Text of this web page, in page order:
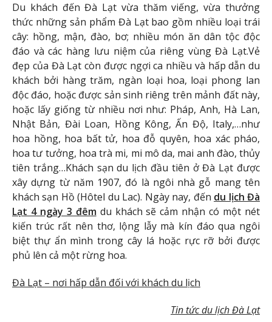
Du khách đến Đà Lạt vừa thăm viếng, vừa thưởng
thức những sản phẩm Đà Lạt bao gồm nhiều loại trái
cây: hồng, mận, đào, bơ; nhiều món ăn dân tộc độc
đáo và các hàng lưu niệm của riêng vùng Đà Lạt.Vẻ
đẹp của Đà Lạt còn được ngợi ca nhiều và hấp dẫn du
khách bởi hàng trăm, ngàn loại hoa, loại phong lan
độc đáo, hoặc được sản sinh riêng trên mảnh đất này,
hoặc lấy giống từ nhiều nơi như: Pháp, Anh, Hà Lan,
Nhật Bản, Đài Loan, Hồng Kông, Ấn Độ, Italy,…như
hoa hồng, hoa bất tử, hoa đỗ quyên, hoa xác pháo,
hoa tư tưởng, hoa trà mi, mi mô da, mai anh đào, thủy
tiên trắng…Khách sạn du lịch đầu tiên ở Đà Lạt được
xây dựng từ năm 1907, đó là ngôi nhà gỗ mang tên
khách sạn Hồ (Hôtel du Lac). Ngày nay, đến du lịch Đà
Lạt 4 ngày 3 đêmdu khách sẽ cảm nhận có một nét
kiến trúc rất nên thơ, lộng lẫy mà kín đáo qua ngôi
biệt thự ẩn mình trong cây lá hoặc rực rỡ bởi được
phủ lên cả một rừng hoa.
Đà Lạt – nơi hấp dẫn đối với khách du lịch
Tin tức du lịch Đà Lạt